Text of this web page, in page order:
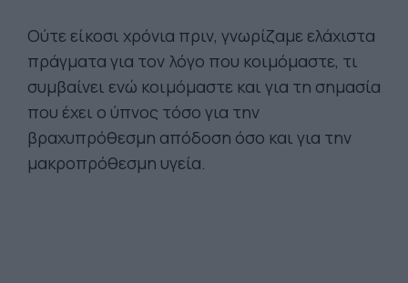
Ούτε είκοσι χρόνια πριν, γνωρίζαμε ελάχιστα
πράγματα για τον λόγο που κοιμόμαστε, τι
συμβαίνει ενώ κοιμόμαστε και για τη σημασία
που έχει ο ύπνος τόσο για την
βραχυπρόθεσμη απόδοση όσο και για την
μακροπρόθεσμη υγεία.